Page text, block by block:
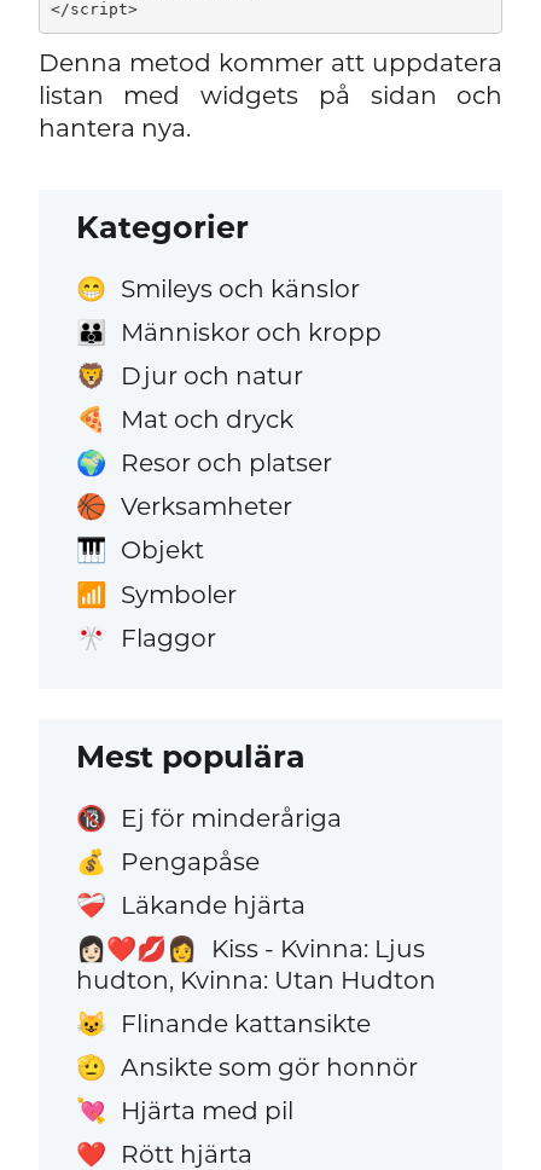
Denna metod kommer att uppdatera
listan med widgets på sidan och
hantera nya.
Kategorier
😁 Smileys och känslor
👪 Människor och kropp
🦁 Djur och natur
🍕 Mat och dryck
🌍 Resor och platser
🏀 Verksamheter
🎹 Objekt
📶 Symboler
🎌 Flaggor
Mest populära
🔞 Ej för minderåriga
💰 Pengapåse
❤️‍🩹 Läkande hjärta
👩🏻‍❤️‍💋‍👩
Kiss - Kvinna: Ljus
hudton, Kvinna: Utan Hudton
😺 Flinande kattansikte
🫡 Ansikte som gör honnör
💘 Hjärta med pil
❤️ Rött hjärta